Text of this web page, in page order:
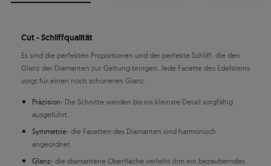
Cut - Schliffqualität
Es sind die perfekten Proportionen und der perfekte Schliff, die den
Glanz der Diamanten zur Geltung bringen. Jede Facette des Edelsteins
sorgt für einen noch schöneren Glanz.
Präzision- Die Schnitte werden bis ins kleinste Detail sorgfältig
ausgeführt.
Symmetrie- die Facetten des Diamanten sind harmonisch
angeordnet
Glanz- die diamantene Oberfläche verleiht ihm ein bezauberndes